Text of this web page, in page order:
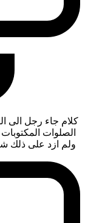
كلام جاء رجل الى
الصلوات
ولم ازد على ذلك